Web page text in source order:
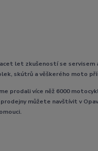
let zkušeností se servisem
skútrů a věškerého moto
prodali více něž 6000
můžete navštívit v